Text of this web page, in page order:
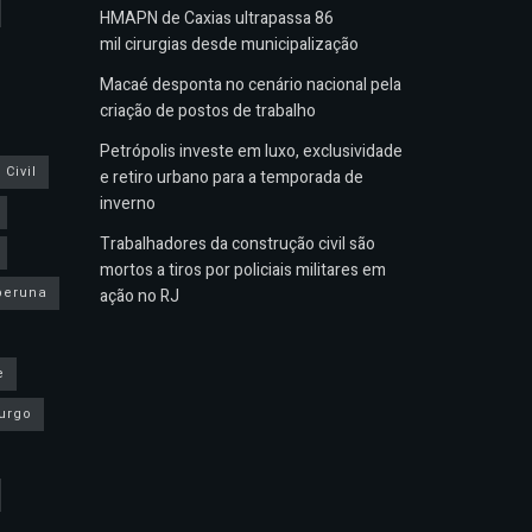
Civil
HMAPN de Caxias ultrapassa 86
mil cirurgias desde municipalização
Macaé desponta no cenário nacional pela
criação de postos de trabalho
Petrópolis investe em luxo, exclusividade
e retiro urbano para a temporada de
inverno
Trabalhadores da construção civil são
mortos a tiros por policiais militares em
ação no RJ